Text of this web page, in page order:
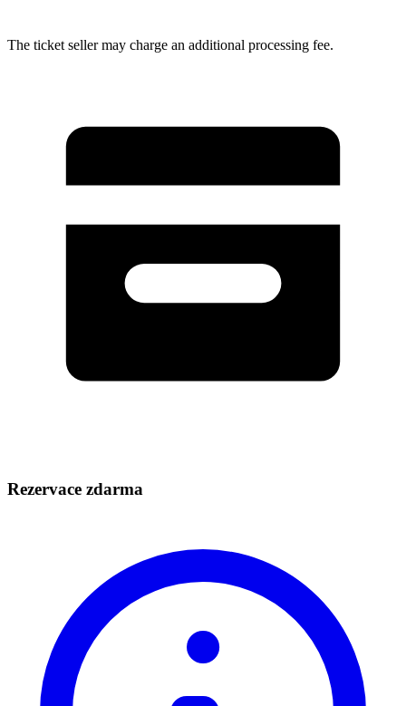
The ticket seller may charge an additional processing fee.
Rezervace zdarma